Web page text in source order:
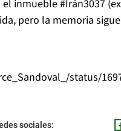
el inmueble#Irán3037
pero la memoria
status/
sociales: